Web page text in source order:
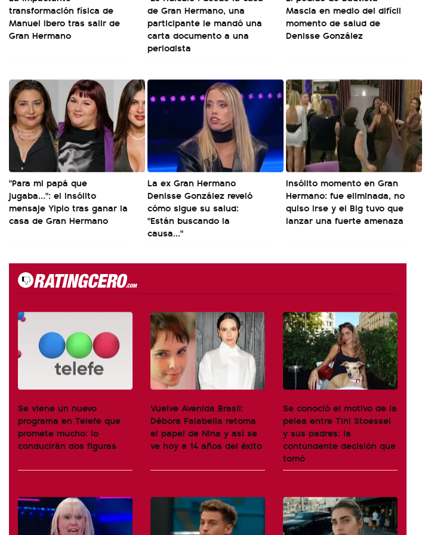
transformación física de
Manuel Ibero tras salir de
Gran Hermano
de Gran Hermano, una
participante le mandó una
carta documento a una
periodista
Mascia en medio del difícil
momento de salud de
Denisse González
"Para mi papá que
jugaba...": el insólito
mensaje Yipio tras ganar la
casa de Gran Hermano
La ex Gran Hermano
Denisse González reveló
cómo sigue su salud:
"Están buscando la
causa..."
Insólito momento en Gran
Hermano: fue eliminada, no
quiso irse y el Big tuvo que
lanzar una fuerte amenaza
Se viene un nuevo
programa en Telefe que
promete mucho: lo
conducirán dos figuras
Vuelve Avenida Brasil:
Débora Falabella retoma
el papel de Nina y así se
ve hoy a 14 años del éxito
Se conoció el motivo de la
pelea entre Tini Stoessel
y sus padres: la
contundente decisión que
tomó